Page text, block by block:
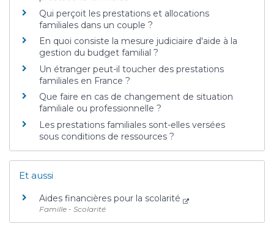
Qui perçoit les prestations et allocations
familiales dans un couple ?
En quoi consiste la mesure judiciaire d'aide à la
gestion du budget familial ?
Un étranger peut-il toucher des prestations
familiales en France ?
Que faire en cas de changement de situation
familiale ou professionnelle ?
Les prestations familiales sont-elles versées
sous conditions de ressources ?
Et aussi
Aides financières pour la scolarité
Famille - Scolarité